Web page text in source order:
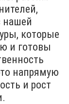
нашей
которые
и готовы
напрямую
и рост